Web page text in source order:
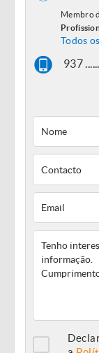
Membro
Todos
937